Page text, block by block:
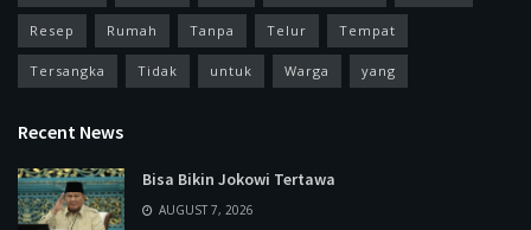
Resep Rumah Tanpa Telur Tempat
Tersangka Tidak untuk Warga yang
Recent News
Bisa Bikin Jokowi Tertawa
AUGUST 7, 2026